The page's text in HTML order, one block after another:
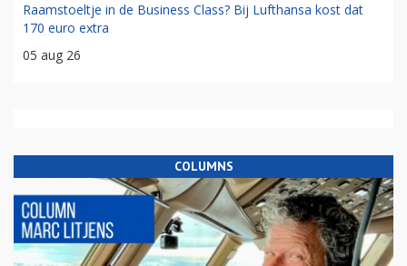
Raamstoeltje in de Business Class? Bij Lufthansa kost dat
170 euro extra
05 aug 26
COLUMNS